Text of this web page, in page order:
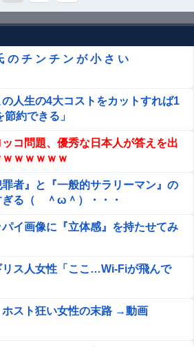
の チ ン チ ン が 小 さ い
人生の4大コストをカットすれば1
約できる」
ッコ問題、優秀な日本人が答えを出
ｗｗｗｗｗ
罪者』と『一般的サラリーマン』の
ぎる（ ＾ω＾）・・・
パイ画像に『立体感』を持たせてみ
リス人女性「ここ…Wi-Fiが飛んで
ホスト狂い女性の末路 →動画